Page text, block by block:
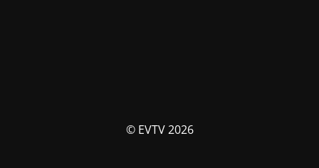
© EVTV 2026